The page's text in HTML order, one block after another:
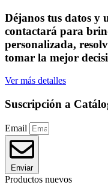
Déjanos tus datos y
contactará para
personalizada,
tomar la mejor
Ver más detalles
Suscripción a
Email
Enviar
Productos nuevos